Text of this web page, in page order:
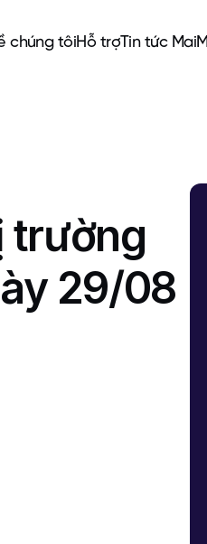
chúng tôiHỗ trợTin tức
trường
29/08